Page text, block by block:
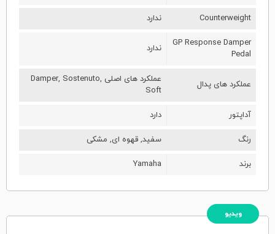
Counterweight ندارد
GP Response Damper
Pedal
ندارد
عملکرد های پدال
عملکرد های اصلی Damper, Sostenuto,
Soft
آداپتور دارد
رنگ سفید, قهوه ای, مشکی
برند Yamaha
ویدیو